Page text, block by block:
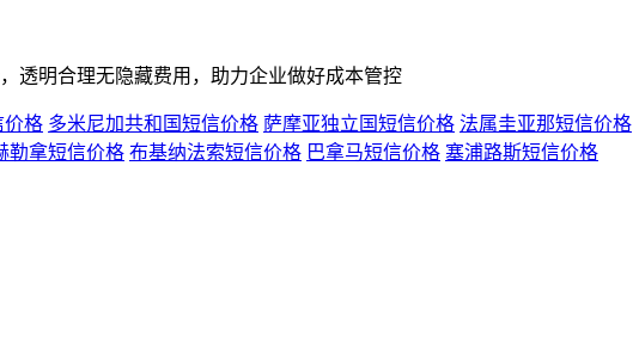
透明合理无隐藏费用，助力企业做好成本管控
价格 多米尼加共和国短信价格 萨摩亚独立国短信价格 法属圭亚那短信价格
勒拿短信价格 布基纳法索短信价格 巴拿马短信价格 塞浦路斯短信价格